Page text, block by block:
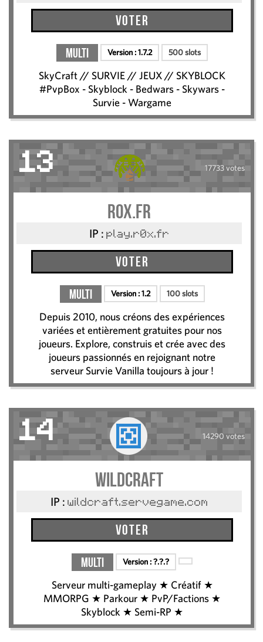
Voter
Multi Version :1.7.2 500 slots
SkyCraft // SURVIE // JEUX // SKYBLOCK
#PvpBox - Skyblock - Bedwars - Skywars -
Survie - Wargame
13 17733 votes
r0x.fr
IP : play.r0x.fr
Voter
Multi Version :1.2 100 slots
Depuis 2010, nous créons des expériences
variées et entièrement gratuites pour nos
joueurs. Explore, construis et crée avec des
joueurs passionnés en rejoignant notre
serveur Survie Vanilla toujours à jour !
14 14290 votes
WildCraft
IP : wildcraft.servegame.com
Voter
Multi Version :?.?.?
Serveur multi-gameplay ★ Créatif ★
MMORPG ★ Parkour ★ PvP/Factions ★
Skyblock ★ Semi-RP ★